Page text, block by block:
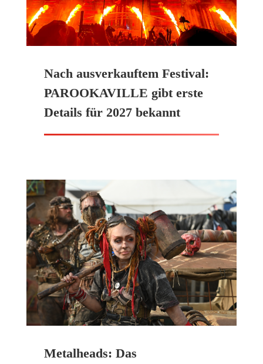
Nach ausverkauftem Festival:
PAROOKAVILLE gibt erste
Details für 2027 bekannt
Metalheads: Das